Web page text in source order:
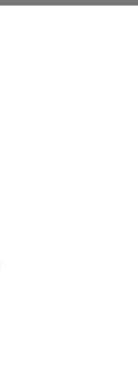
orienter le
l'espace public
leurs quotidiens,
presse ou de